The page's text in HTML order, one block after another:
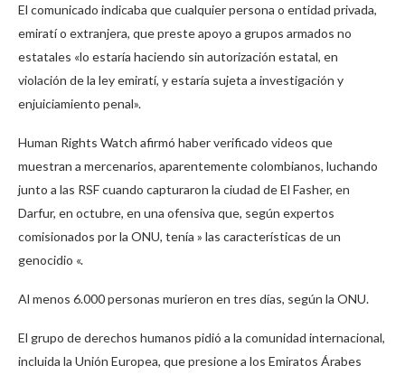
El comunicado indicaba que cualquier persona o entidad privada,
emiratí o extranjera, que preste apoyo a grupos armados no
estatales «lo estaría haciendo sin autorización estatal, en
violación de la ley emiratí, y estaría sujeta a investigación y
enjuiciamiento penal».
Human Rights Watch afirmó haber verificado videos que
muestran a mercenarios, aparentemente colombianos, luchando
junto a las RSF cuando capturaron la ciudad de El Fasher, en
Darfur, en octubre, en una ofensiva que, según expertos
comisionados por la ONU, tenía » las características de un
genocidio «.
Al menos 6.000 personas murieron en tres días, según la ONU.
El grupo de derechos humanos pidió a la comunidad internacional,
incluida la Unión Europea, que presione a los Emiratos Árabes